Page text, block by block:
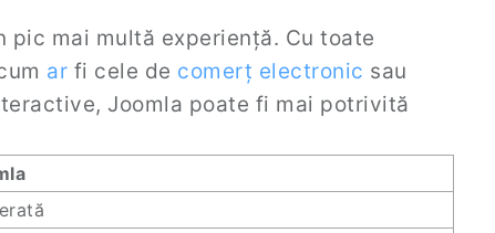
pic mai multă experiență. Cu toate
ar fi cele de comerț electronic sau
Joomla poate fi mai potrivită